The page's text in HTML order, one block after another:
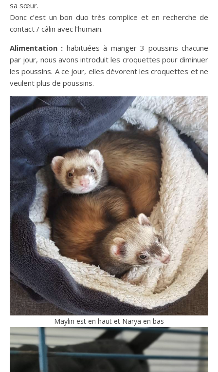
sa sœur.
Donc c’est un bon duo très complice et en recherche de
contact / câlin avec l’humain.
Alimentation : habituées à manger 3 poussins chacune
par jour, nous avons introduit les croquettes pour diminuer
les poussins. A ce jour, elles dévorent les croquettes et ne
veulent plus de poussins.
Maylin est en haut et Narya en bas